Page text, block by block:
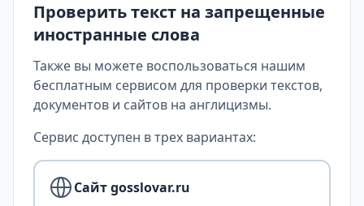
Проверить текст на запрещенные
иностранные слова
Также вы можете воспользоваться нашим
бесплатным сервисом для проверки текстов,
документов и сайтов на англицизмы.
Сервис доступен в трех вариантах:
Сайт gosslovar.ru